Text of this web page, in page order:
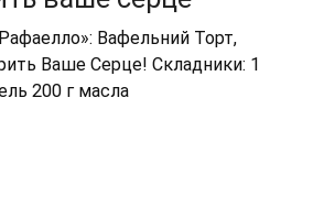
Вафельний Торт,
Ваше Серце! Складники: 1
200 г масла